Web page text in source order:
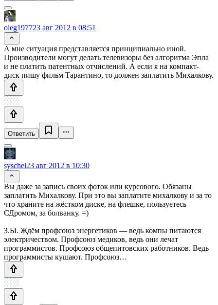
oleg197723 авг 2012 в 08:51
А мне ситуация представляется принципиально иной.
Производители могут делать телевизоры без алгоритма Эпла
и не платить патентных отчислений. А если я на компакт-
диск пишу фильм Тарантино, то должен заплатить Михалкову.
Ответить
syschel23 авг 2012 в 10:30
Вы даже за запись своих фоток или курсового. Обязаны
заплатить Михалкову. При это вы заплатите михалкову и за то
что храните на жёстком диске, на флешке, пользуетесь
СДромом, за болванку. =)
З.Ы. Ждём профсоюз энергетиков — ведь компы питаются
электричеством. Профсоюз медиков, ведь они лечат
программистов. Профсоюз общепитовских работников. Ведь
программисты кушают. Профсоюз…